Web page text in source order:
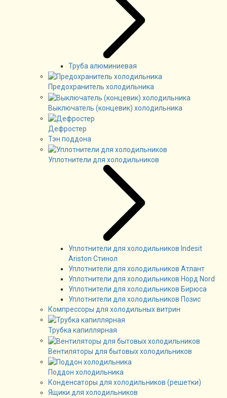
Труба алюминиевая
Предохранитель холодильника
Выключатель (концевик) холодильника
Дефростер
Тэн поддона
Уплотнители для холодильников
Уплотнители для холодильников Indesit
Ariston Стинол
Уплотнители для холодильников Атлант
Уплотнители для холодильников Норд Nord
Уплотнители для холодильников Бирюса
Уплотнители для холодильников Позис
Компрессоры для холодильных витрин
Трубка капиллярная
Вентиляторы для бытовых холодильников
Поддон холодильника
Конденсаторы для холодильников (решетки)
Ящики для холодильников